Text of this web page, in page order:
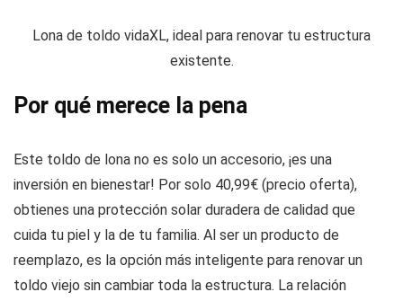
Lona de toldo vidaXL, ideal para renovar tu estructura
existente.
Por qué merece la pena
Este toldo de lona no es solo un accesorio, ¡es una
inversión en bienestar! Por solo 40,99€ (precio oferta),
obtienes una protección solar duradera de calidad que
cuida tu piel y la de tu familia. Al ser un producto de
reemplazo, es la opción más inteligente para renovar un
toldo viejo sin cambiar toda la estructura. La relación